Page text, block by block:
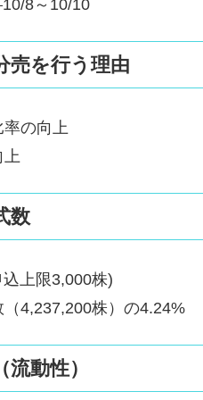
10/8～10/10
売を行う理由
率の向上
上
数
上限3,000株)
4,237,200株）の4.24%
流動性）